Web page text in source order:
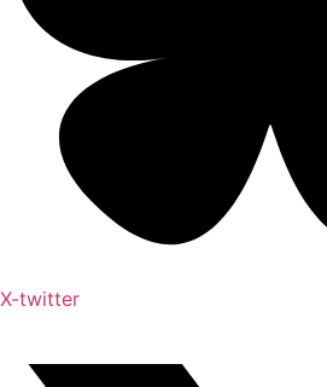
X-twitter